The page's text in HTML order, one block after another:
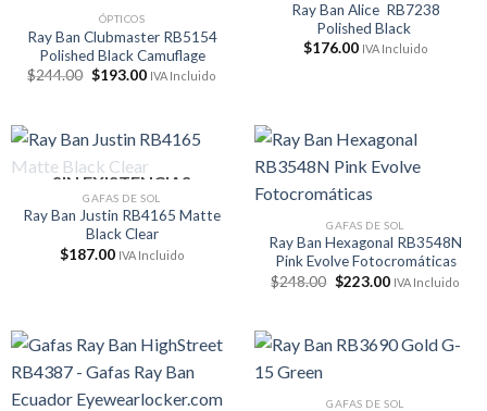
ÓPTICOS
Ray Ban Clubmaster RB5154
Polished Black Camuflage
$244.00 El
$244.00.
$193.00El
$193.00.
IVA Incluido
Ray Ban Alice RB7238
Polished Black
$176.00 IVA Incluido
SIN EXISTENCIAS
GAFAS DE SOL
Ray Ban Justin RB4165 Matte
Black Clear
$187.00 IVA Incluido
GAFAS DE SOL
Ray Ban Hexagonal RB3548N
Pink Evolve Fotocromáticas
$248.00 El
$248.00.
$223.00El
$223.00.
IVA Incluido
GAFAS DE SOL